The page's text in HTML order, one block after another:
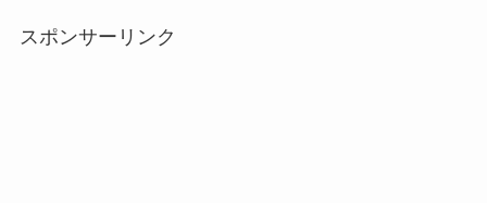
スポンサーリンク